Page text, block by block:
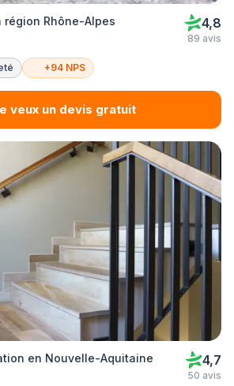
Rhône-Alpes 4,8
89 avis
+94 NPS
veux un devis gratuit
en Nouvelle-Aquitaine 4,7
50 avis